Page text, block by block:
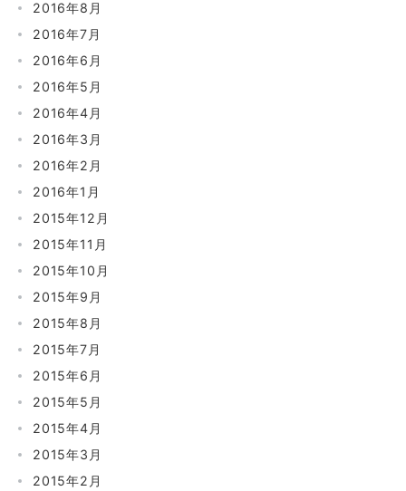
2016年8月
2016年7月
2016年6月
2016年5月
2016年4月
2016年3月
2016年2月
2016年1月
2015年12月
2015年11月
2015年10月
2015年9月
2015年8月
2015年7月
2015年6月
2015年5月
2015年4月
2015年3月
2015年2月